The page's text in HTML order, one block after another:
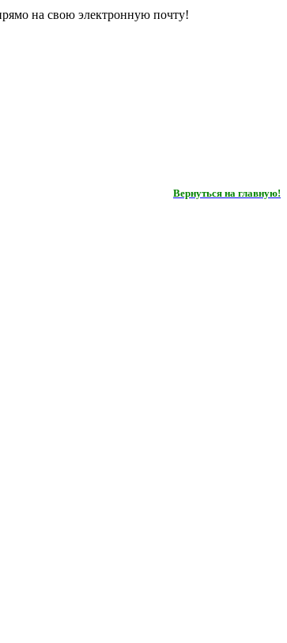
на свою электронную почту!
Вернуться на главную!